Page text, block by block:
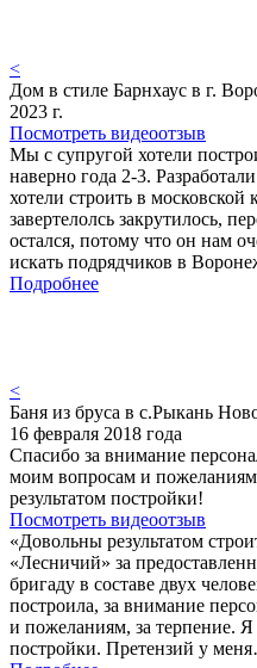
<
Дом в стиле Барнхаус в г.
2023 г.
Посмотреть видеоотзыв
Мы с супругой хотели
наверно года 2-3.
хотели строить в
завертелолсь закрутилось,
остался, потому что он нам
искать подрядчиков в
Подробнее
<
Баня из бруса в с.Рыкань
16 февраля 2018 года
Спасибо за внимание
моим вопросам и
результатом постройки!
Посмотреть видеоотзыв
«Довольны результатом
«Лесничий» за
бригаду в составе двух
построила, за внимание
и пожеланиям, за терпение. Я
постройки. Претензий у